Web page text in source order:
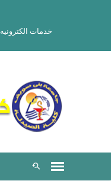
خدمات الكترونيه